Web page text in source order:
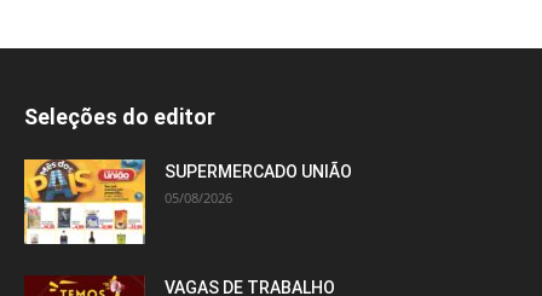
Seleções do editor
SUPERMERCADO UNIÃO
05/08/2026
VAGAS DE TRABALHO